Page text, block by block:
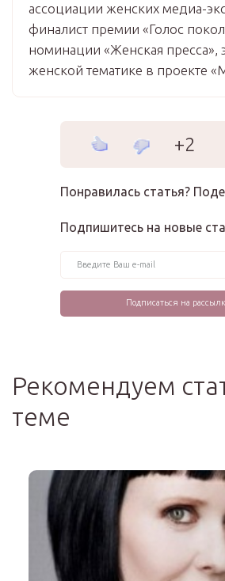
ассоциации женских медиа-
финалист премии «Голос
номинации «Женская пресса»,
женской тематике в проекте
+2
Понравилась статья?
Подпишитесь на новые
Рекомендуем
теме